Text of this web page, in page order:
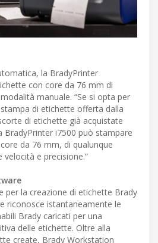
la BradyPrinter
con core da 76 mm di
manuale. “Se si opta per
di etichette offerta dalla
di etichette già acquistate
BradyPrinter i7500 può stampare
da 76 mm, di qualunque
e precisione.”
per la creazione di etichette Brady
riconosce istantaneamente le
Brady caricati per una
delle etichette. Oltre alla
create, Brady Workstation